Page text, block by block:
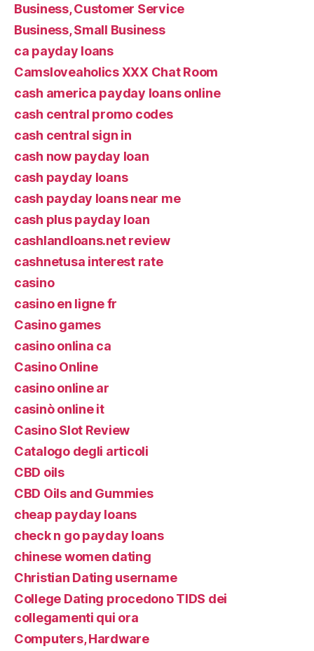
Business, Customer Service
Business, Small Business
ca payday loans
Camsloveaholics XXX Chat Room
cash america payday loans online
cash central promo codes
cash central sign in
cash now payday loan
cash payday loans
cash payday loans near me
cash plus payday loan
cashlandloans.net review
cashnetusa interest rate
casino
casino en ligne fr
Casino games
casino onlina ca
Casino Online
casino online ar
casinò online it
Casino Slot Review
Catalogo degli articoli
CBD oils
CBD Oils and Gummies
cheap payday loans
check n go payday loans
chinese women dating
Christian Dating username
College Dating procedono TIDS dei
collegamenti qui ora
Computers, Hardware